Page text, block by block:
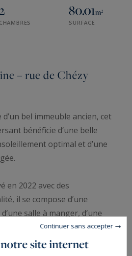
CHAMBRES
80.01m²
SURFACE
– rue de Chézy
bel immeuble ancien, cet
bénéficie d’une belle
optimal et d’une
en 2022 avec des
il se compose d’une
salle à manger, d’une
de deux chambres, d’une
d’un dressing.
site internet
Continuer sans accepter